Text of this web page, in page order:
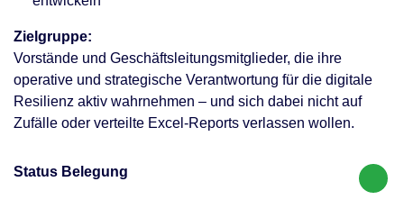
Zielgruppe:
Vorstände und Geschäftsleitungsmitglieder, die ihre
operative und strategische Verantwortung für die digitale
Resilienz aktiv wahrnehmen – und sich dabei nicht auf
Zufälle oder verteilte Excel-Reports verlassen wollen.
Status Belegung